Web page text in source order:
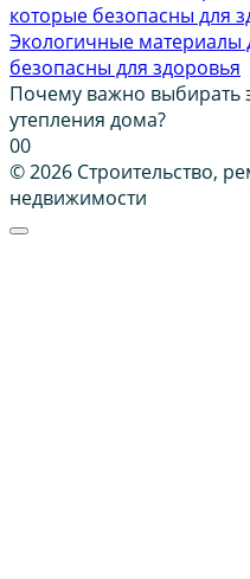
Экологичные материалы
безопасны для здоровья
Почему важно выбирать
утепления дома?
00
© 2026 Строительство,
недвижимости